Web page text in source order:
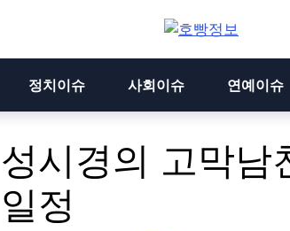
정치이슈 사회이슈 연예이슈
성시경의 고막남
일정